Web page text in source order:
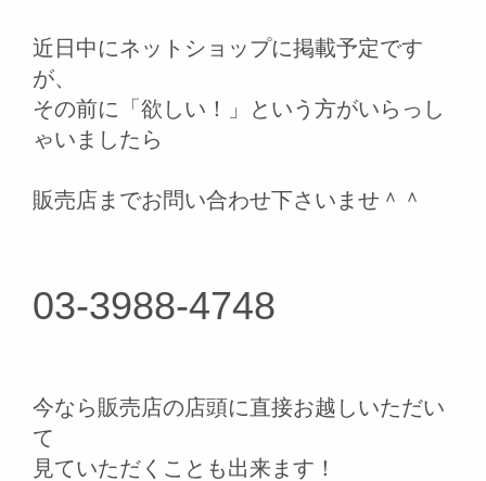
近日中にネットショップに掲載予定です
が、
その前に「欲しい！」という方がいらっし
ゃいましたら
販売店までお問い合わせ下さいませ＾＾
03-3988-4748
今なら販売店の店頭に直接お越しいただい
て
見ていただくことも出来ます！